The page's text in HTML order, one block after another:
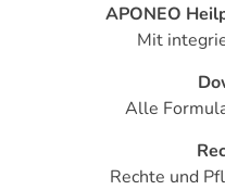
APONEO
Mit
Alle
Rechte und